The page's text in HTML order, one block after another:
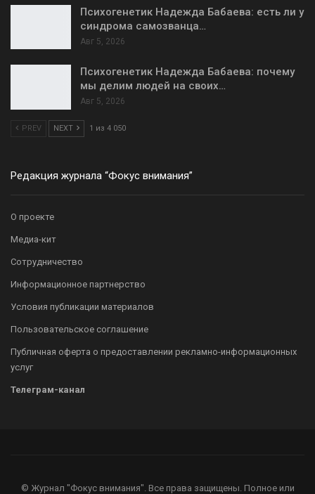
Психогенетик Надежда Бабаева: есть ли у
синдрома самозванца…
Авг 5, 2026
Психогенетик Надежда Бабаева: почему
мы делим людей на своих…
Авг 5, 2026
PREV NEXT 1 из 4 050
Редакция журнала “Фокус внимания”
О проекте
Медиа-кит
Сотрудничество
Информационное партнерство
Условия публикации материалов
Пользовательское соглашение
Публичная оферта о предоставлении рекламно-информационных
услуг
Телеграм-канал
© Журнал "Фокус внимания". Все права защищены. Полное или